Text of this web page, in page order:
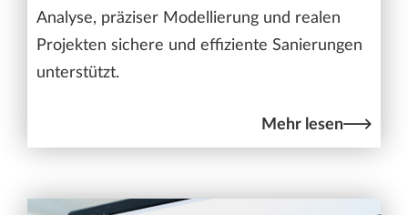
Analyse, präziser Modellierung und realen
Projekten sichere und effiziente Sanierungen
unterstützt.
Mehr lesen